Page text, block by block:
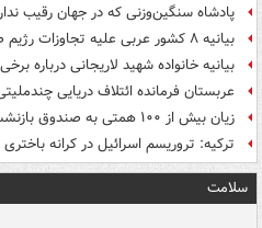
پادشاه سنگین‌وزنی که در جهان رقیب
بیانیه ۸ کشور عربی علیه تجاوزات رژیم صهیونیستی در غزه
بیانیه خانواده شهید لاریجانی درباره
عربستان فرمانده ائتلاف دریایی
زیان بیش از ۱۰۰ همتی به صندوق‌ بازنشستگی نفت
ترکیه: تروریسم اسرائیل در کرانه
سلامت